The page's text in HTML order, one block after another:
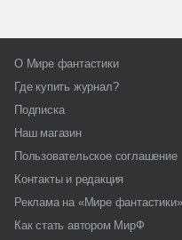
О Мире фантастики
Где купить журнал?
Подписка
Наш магазин
Пользовательское соглашение
Контакты и редакция
Реклама на «Мире фантастики»
Как стать автором МирФ